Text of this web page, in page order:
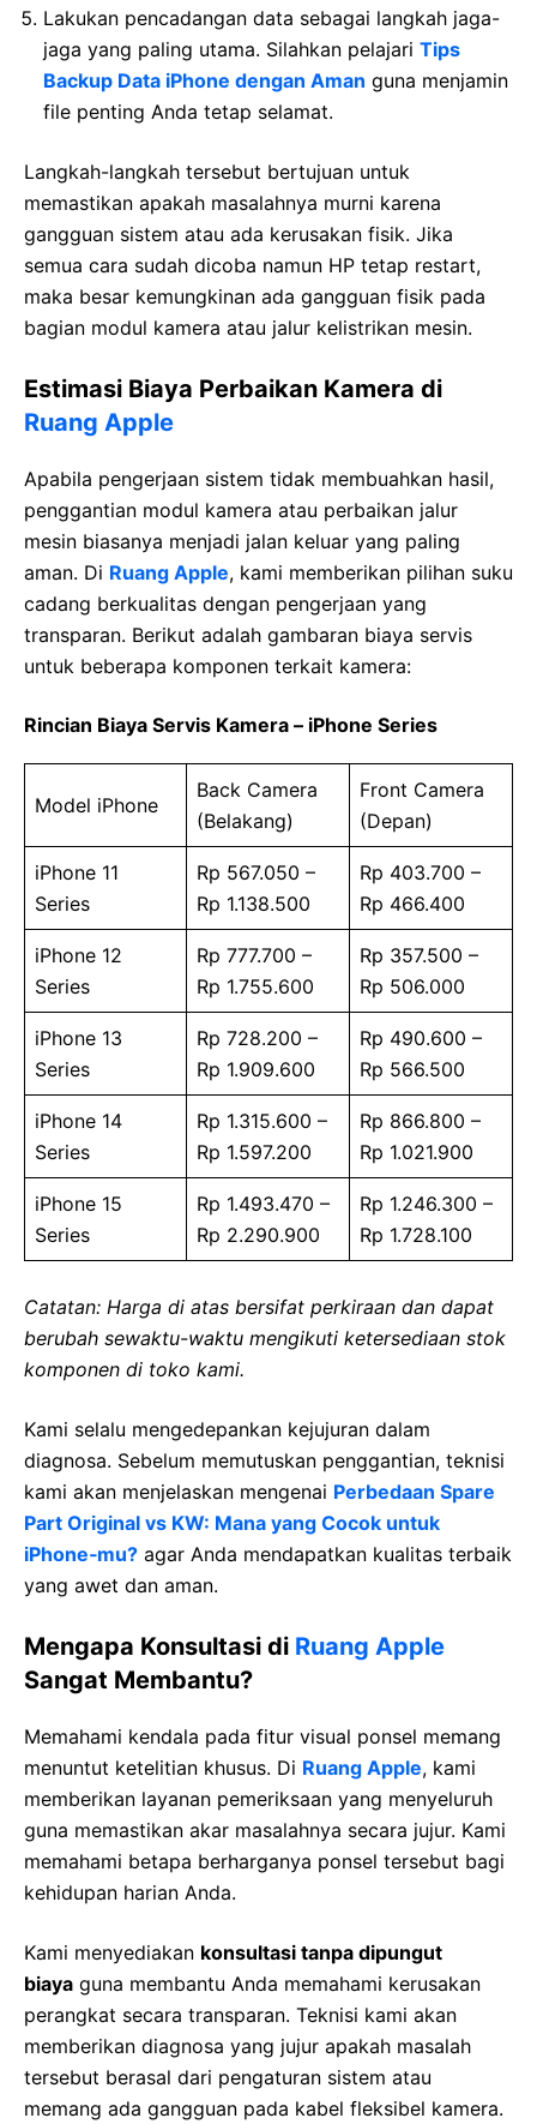
Lakukan pencadangan data sebagai langkah jaga-
jaga yang paling utama. Silahkan pelajari Tips
Backup Data iPhone dengan Aman guna menjamin
file penting Anda tetap selamat.
Langkah-langkah tersebut bertujuan untuk
memastikan apakah masalahnya murni karena
gangguan sistem atau ada kerusakan fisik. Jika
semua cara sudah dicoba namun HP tetap restart,
maka besar kemungkinan ada gangguan fisik pada
bagian modul kamera atau jalur kelistrikan mesin.
Estimasi Biaya Perbaikan Kamera di
Ruang Apple
Apabila pengerjaan sistem tidak membuahkan hasil,
penggantian modul kamera atau perbaikan jalur
mesin biasanya menjadi jalan keluar yang paling
aman. Di Ruang Apple, kami memberikan pilihan suku
cadang berkualitas dengan pengerjaan yang
transparan. Berikut adalah gambaran biaya servis
untuk beberapa komponen terkait kamera:
Rincian Biaya Servis Kamera – iPhone Series
Model iPhone
Back Camera
(Belakang)
Front Camera
(Depan)
iPhone 11
Series
Rp 567.050 –
Rp 1.138.500
Rp 403.700 –
Rp 466.400
iPhone 12
Series
Rp 777.700 –
Rp 1.755.600
Rp 357.500 –
Rp 506.000
iPhone 13
Series
Rp 728.200 –
Rp 1.909.600
Rp 490.600 –
Rp 566.500
iPhone 14
Series
Rp 1.315.600 –
Rp 1.597.200
Rp 866.800 –
Rp 1.021.900
iPhone 15
Series
Rp 1.493.470 –
Rp 2.290.900
Rp 1.246.300 –
Rp 1.728.100
Catatan: Harga di atas bersifat perkiraan dan dapat
berubah sewaktu-waktu mengikuti ketersediaan stok
komponen di toko kami.
Kami selalu mengedepankan kejujuran dalam
diagnosa. Sebelum memutuskan penggantian, teknisi
kami akan menjelaskan mengenai Perbedaan Spare
Part Original vs KW: Mana yang Cocok untuk
iPhone‑mu? agar Anda mendapatkan kualitas terbaik
yang awet dan aman.
Mengapa Konsultasi di Ruang Apple
Sangat Membantu?
Memahami kendala pada fitur visual ponsel memang
menuntut ketelitian khusus. Di Ruang Apple, kami
memberikan layanan pemeriksaan yang menyeluruh
guna memastikan akar masalahnya secara jujur. Kami
memahami betapa berharganya ponsel tersebut bagi
kehidupan harian Anda.
Kami menyediakan konsultasi tanpa dipungut
biaya guna membantu Anda memahami kerusakan
perangkat secara transparan. Teknisi kami akan
memberikan diagnosa yang jujur apakah masalah
tersebut berasal dari pengaturan sistem atau
memang ada gangguan pada kabel fleksibel kamera.